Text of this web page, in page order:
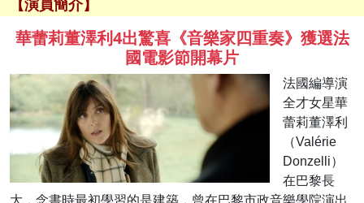
【演員簡介】
華蕾莉董澤利4出驚喜《音樂家四重奏》獲選法
國電影節開幕片
法國編導演
全才女星華
蕾莉董澤利
（Valérie
Donzelli）
在巴黎長
大，念書時最初學習的是建築，曾在巴黎市政音樂學院演出